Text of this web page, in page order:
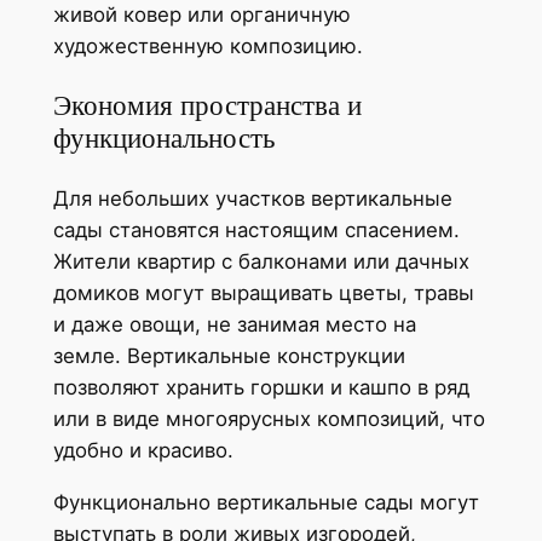
живой ковер или органичную
художественную композицию.
Экономия пространства и
функциональность
Для небольших участков вертикальные
сады становятся настоящим спасением.
Жители квартир с балконами или дачных
домиков могут выращивать цветы, травы
и даже овощи, не занимая место на
земле. Вертикальные конструкции
позволяют хранить горшки и кашпо в ряд
или в виде многоярусных композиций, что
удобно и красиво.
Функционально вертикальные сады могут
выступать в роли живых изгородей,